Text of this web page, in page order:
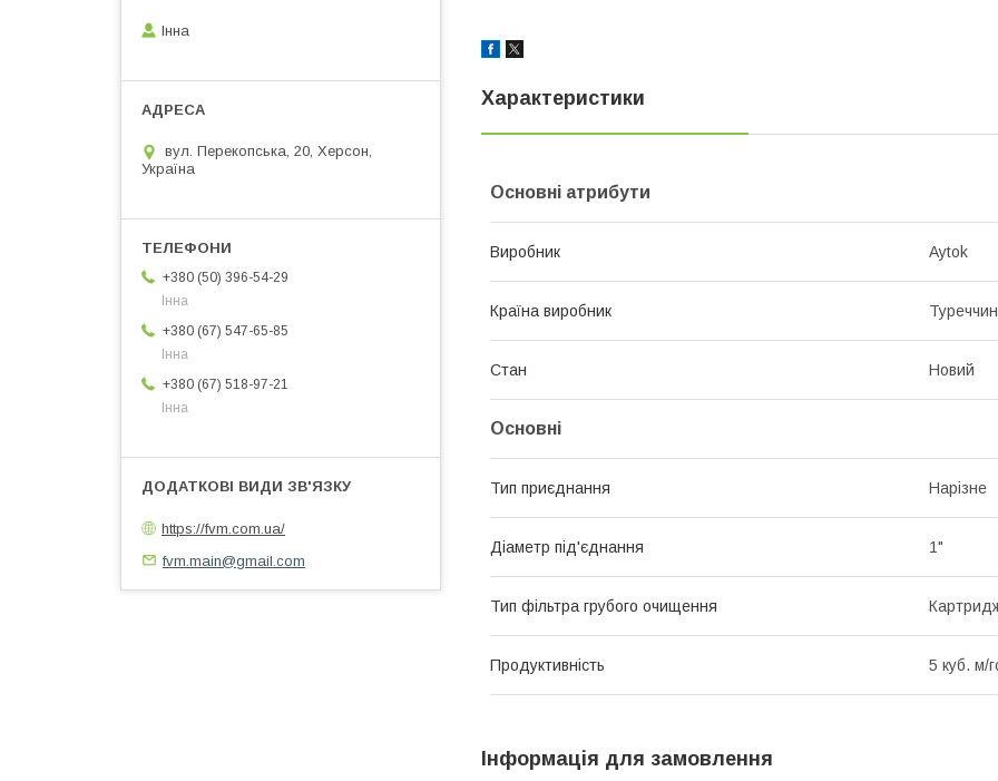
Характеристики
Основні атрибути
Виробник Aytok
Країна виробник
Стан Новий
Основні
Тип приєднання Нарізне
Діаметр під'єднання 1"
Тип фільтра грубого очищення
Продуктивність 5 куб. м/
Інформація для замовлення
Інна
вул. Перекопська, 20, Херсон,
Україна
+380 (50) 396-54-29
Інна
+380 (67) 547-65-85
Інна
+380 (67) 518-97-21
Інна
https://fvm.com.ua/
fvm.main@gmail.com